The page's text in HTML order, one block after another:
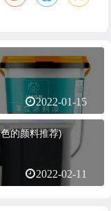
2022-01-15
的颜料推荐)
2022-02-11